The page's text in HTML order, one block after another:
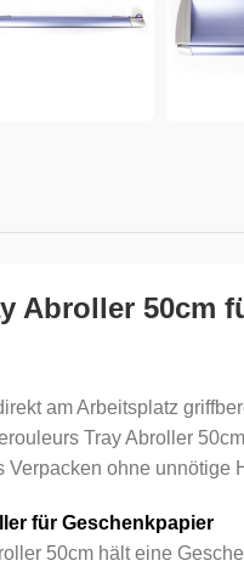
Abroller 50cm
am Arbeitsplatz
Tray Abroller
Verpacken ohne unnötige
für Geschenkpapier
50cm hält eine